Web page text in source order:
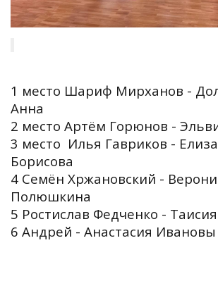
1 место Шариф Мирханов -
Анна
2 место Артём Горюнов -
3 место Илья Гавриков -
Борисова
4 Семён Хржановский -
Полюшкина
5 Ростислав Федченко -
6 Андрей - Анастасия Ивановы